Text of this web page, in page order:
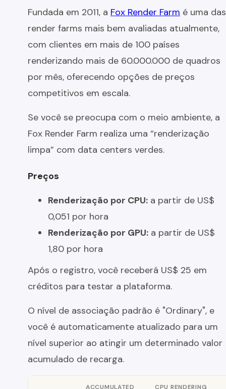
Fundada em 2011, a Fox Render Farm é uma das
render farms mais bem avaliadas atualmente,
com clientes em mais de 100 países
renderizando mais de 60.000.000 de quadros
por mês, oferecendo opções de preços
competitivos em escala.
Se você se preocupa com o meio ambiente, a
Fox Render Farm realiza uma “renderização
limpa” com data centers verdes.
Preços
Renderização por CPU: a partir de US$
0,051 por hora
Renderização por GPU: a partir de US$
1,80 por hora
Após o registro, você receberá US$ 25 em
créditos para testar a plataforma.
O nível de associação padrão é "Ordinary", e
você é automaticamente atualizado para um
nível superior ao atingir um determinado valor
acumulado de recarga.
ACCUMULATED
CPU RENDERING